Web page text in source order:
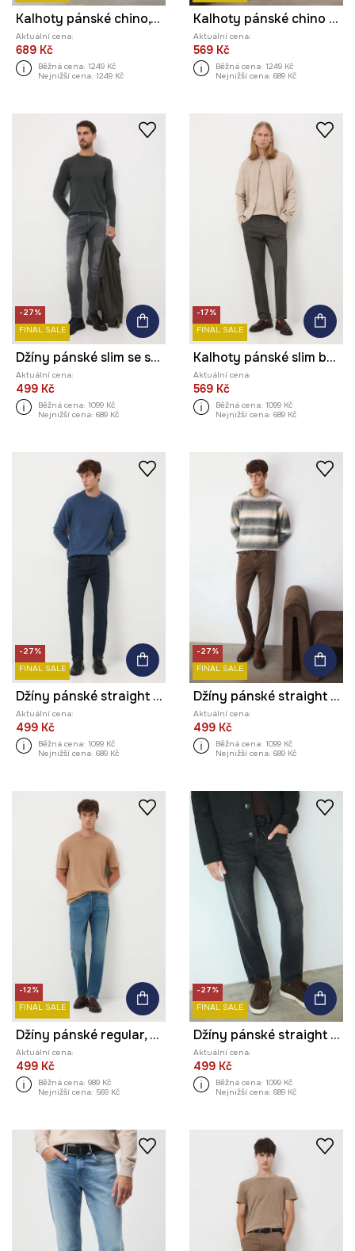
Kalhoty pánské chino, s károvaným vzorem
Aktuální cena:
689 Kč
Běžná cena: 1249 Kč
Nejnižší cena: 1249 Kč
Kalhoty pánské chino bez vzoru
Aktuální cena:
569 Kč
Běžná cena: 1249 Kč
Nejnižší cena: 689 Kč
-27%
FINAL SALE
Džíny pánské slim se sepraným efektem
Aktuální cena:
499 Kč
Běžná cena: 1099 Kč
Nejnižší cena: 689 Kč
-17%
FINAL SALE
Kalhoty pánské slim bez vzoru
Aktuální cena:
569 Kč
Běžná cena: 1099 Kč
Nejnižší cena: 689 Kč
-27%
FINAL SALE
Džíny pánské straight hladký povrch
Aktuální cena:
499 Kč
Běžná cena: 1099 Kč
Nejnižší cena: 689 Kč
-27%
FINAL SALE
Džíny pánské straight hladký povrch
Aktuální cena:
499 Kč
Běžná cena: 1099 Kč
Nejnižší cena: 689 Kč
-12%
FINAL SALE
Džíny pánské regular, se sepraným efektem
Aktuální cena:
499 Kč
Běžná cena: 989 Kč
Nejnižší cena: 569 Kč
-27%
FINAL SALE
Džíny pánské straight se sepraným efektem
Aktuální cena:
499 Kč
Běžná cena: 1099 Kč
Nejnižší cena: 689 Kč